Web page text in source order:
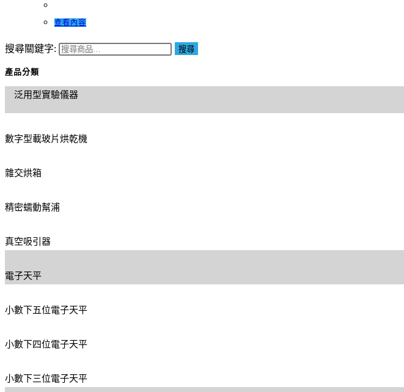
查看內容
搜尋關鍵字: 搜尋
產品分類
泛用型實驗儀器
數字型載玻片烘乾機
雜交烘箱
精密蠕動幫浦
真空吸引器
電子天平
小數下五位電子天平
小數下四位電子天平
小數下三位電子天平